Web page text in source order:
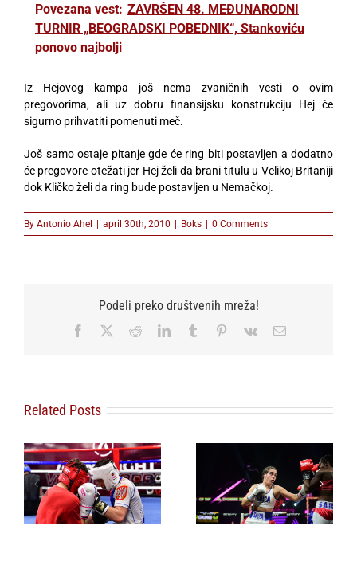
Povezana vest: ZAVRŠEN 48. MEĐUNARODNI
TURNIR „BEOGRADSKI POBEDNIK“, Stankoviću
ponovo najbolji
Iz Hejovog kampa još nema zvaničnih vesti o ovim
pregovorima, ali uz dobru finansijsku konstrukciju Hej će
sigurno prihvatiti pomenuti meč.
Još samo ostaje pitanje gde će ring biti postavljen a dodatno
će pregovore otežati jer Hej želi da brani titulu u Velikoj Britaniji
dok Kličko želi da ring bude postavljen u Nemačkoj.
By Antonio Ahel | april 30th, 2010 | Boks | 0 Comments
Podeli preko društvenih mreža!
Facebook RedditLinkedInTumblr Pinterest
Vk Email
Related Posts
Sara Ćirković i
Rastko Simić
predvodinici srpske
šampionske
mladosti u boksu,
Srbija osvojila devet
Novi Pazar dobio
regionalni bokserski
centar